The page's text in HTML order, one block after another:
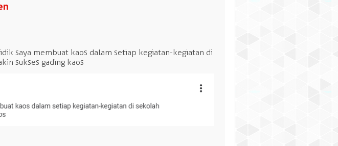
saya membuat kaos dalam setiap kegiatan-kegiatan di
sukses gading kaos